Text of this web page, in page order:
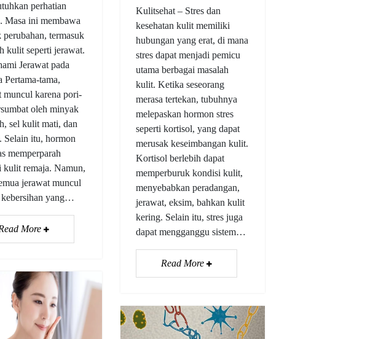
perhatian
Masa ini membawa
perubahan, termasuk
kulit seperti jerawat.
Jerawat pada
Pertama-tama,
muncul karena pori-
oleh minyak
sel kulit mati, dan
Selain itu, hormon
memperparah
kulit remaja. Namun,
jerawat muncul
kebersihan yang…
More
Kulitsehat – Stres dan
kesehatan kulit memiliki
hubungan yang erat, di mana
stres dapat menjadi pemicu
utama berbagai masalah
kulit. Ketika seseorang
merasa tertekan, tubuhnya
melepaskan hormon stres
seperti kortisol, yang dapat
merusak keseimbangan kulit.
Kortisol berlebih dapat
memperburuk kondisi kulit,
menyebabkan peradangan,
jerawat, eksim, bahkan kulit
kering. Selain itu, stres juga
dapat mengganggu sistem…
Read More